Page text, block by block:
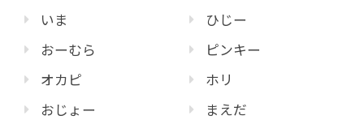
いま
おーむら
オカピ
おじょー
ひじー
ピンキー
ホリ
まえだ